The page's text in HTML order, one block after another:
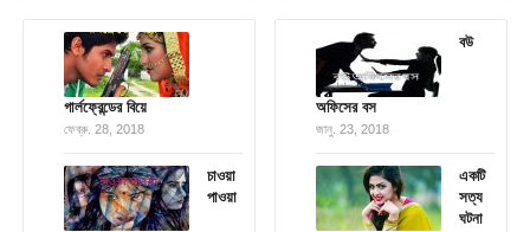
গার্লফ্রেন্ডের বিয়ে
ফেব্রু. 28, 2018
চাওয়া
পাওয়া
বউ
অফিসের বস
জানু. 23, 2018
একটি
সত্য
ঘটনা